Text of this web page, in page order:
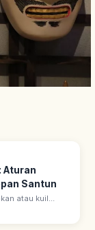
Aturan
Santun
atau kuil
kaki, cara